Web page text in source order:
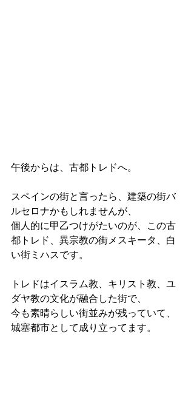
午後からは、古都トレドへ。
スペインの街と言ったら、建築の街バ
ルセロナかもしれませんが、
個人的に甲乙つけがたいのが、この古
都トレド、異宗教の街メスキータ、白
い街ミハスです。
トレドはイスラム教、キリスト教、ユ
ダヤ教の文化が融合した街で、
今も素晴らしい街並みが残っていて、
城塞都市として成り立ってます。